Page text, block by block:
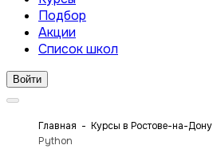
Подбор
Акции
Список школ
Войти
Главная Курсы в Ростове-на-Дону
Python